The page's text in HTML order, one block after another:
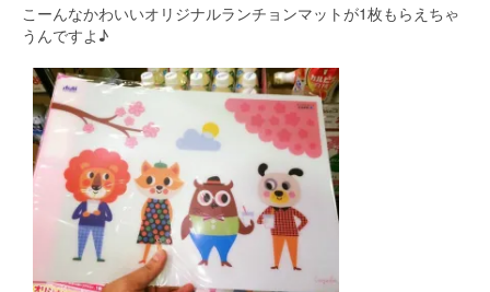
こーんなかわいいオリジナルランチョンマットが1枚もらえちゃ
うんですよ♪